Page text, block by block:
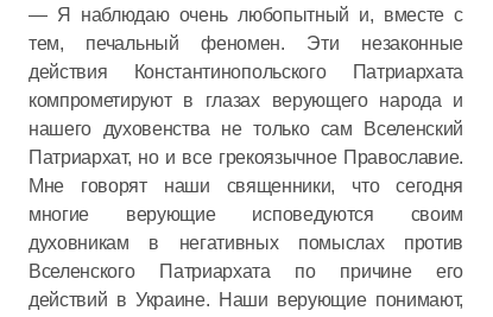
— Я наблюдаю очень любопытный и, вместе с
тем, печальный феномен. Эти незаконные
действия Константинопольского Патриархата
компрометируют в глазах верующего народа и
нашего духовенства не только сам Вселенский
Патриархат, но и все грекоязычное Православие.
Мне говорят наши священники, что сегодня
многие верующие исповедуются своим
духовникам в негативных помыслах против
Вселенского Патриархата по причине его
действий в Украине. Наши верующие понимают,